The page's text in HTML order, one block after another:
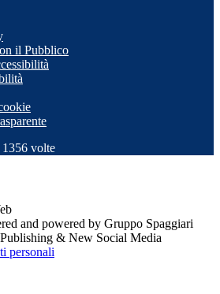
il Pubblico
1356 volte
and powered by Gruppo Spaggiari
& New Social Media
personali